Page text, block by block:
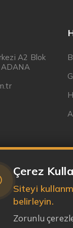
A2 Blok
ADANA
Çerez
Siteyi
belirleyin.
Zorunlu